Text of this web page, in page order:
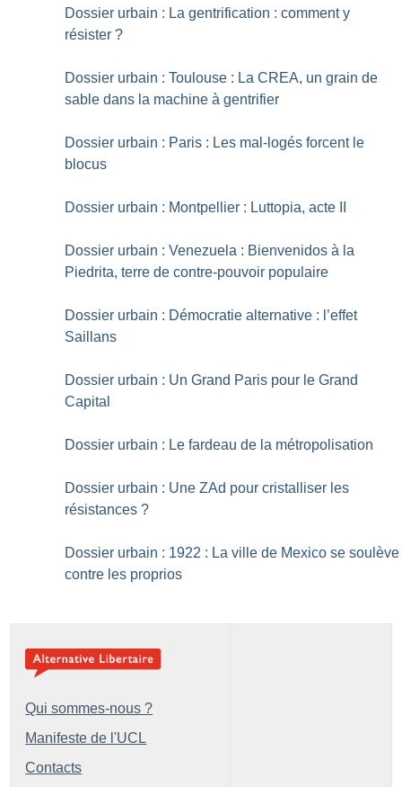
Dossier urbain : La gentrification : comment y
résister ?
Dossier urbain : Toulouse : La CREA, un grain de
sable dans la machine à gentrifier
Dossier urbain : Paris : Les mal-logés forcent le
blocus
Dossier urbain : Montpellier : Luttopia, acte II
Dossier urbain : Venezuela : Bienvenidos à la
Piedrita, terre de contre-pouvoir populaire
Dossier urbain : Démocratie alternative : l’effet
Saillans
Dossier urbain : Un Grand Paris pour le Grand
Capital
Dossier urbain : Le fardeau de la métropolisation
Dossier urbain : Une ZAd pour cristalliser les
résistances ?
Dossier urbain : 1922 : La ville de Mexico se soulève
contre les proprios
Qui sommes-nous ?
Manifeste de l'UCL
Contacts